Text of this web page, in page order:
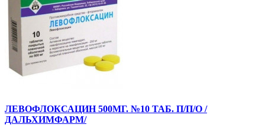
ЛЕВОФЛОКСАЦИН 500МГ. №10 ТАБ. П/П/О /
ДАЛЬХИМФАРМ/